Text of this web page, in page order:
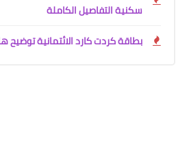
سكنية التفاصيل الكاملة
بطاقة كردت كارد الائتمانية